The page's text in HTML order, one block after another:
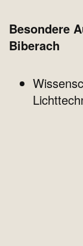
Besondere
Biberach